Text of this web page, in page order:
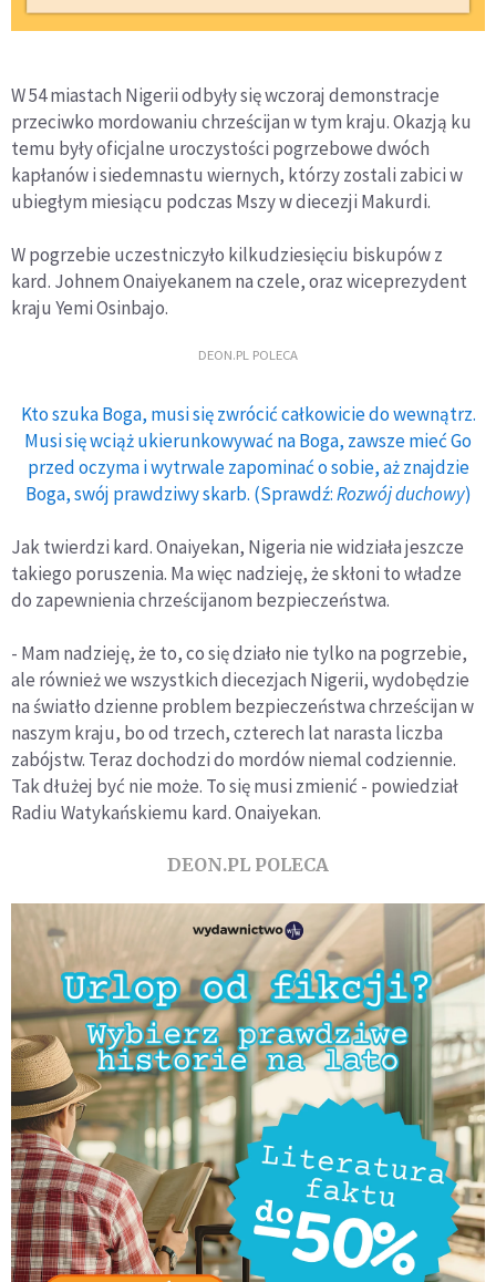
W 54 miastach Nigerii odbyły się wczoraj demonstracje
przeciwko mordowaniu chrześcijan w tym kraju. Okazją ku
temu były oficjalne uroczystości pogrzebowe dwóch
kapłanów i siedemnastu wiernych, którzy zostali zabici w
ubiegłym miesiącu podczas Mszy w diecezji Makurdi.
W pogrzebie uczestniczyło kilkudziesięciu biskupów z
kard. Johnem Onaiyekanem na czele, oraz wiceprezydent
kraju Yemi Osinbajo.
DEON.PL POLECA
Kto szuka Boga, musi się zwrócić całkowicie do wewnątrz.
Musi się wciąż ukierunkowywać na Boga, zawsze mieć Go
przed oczyma i wytrwale zapominać o sobie, aż znajdzie
Boga, swój prawdziwy skarb. (Sprawdź:Rozwój duchowy)
Jak twierdzi kard. Onaiyekan, Nigeria nie widziała jeszcze
takiego poruszenia. Ma więc nadzieję, że skłoni to władze
do zapewnienia chrześcijanom bezpieczeństwa.
- Mam nadzieję, że to, co się działo nie tylko na pogrzebie,
ale również we wszystkich diecezjach Nigerii, wydobędzie
na światło dzienne problem bezpieczeństwa chrześcijan w
naszym kraju, bo od trzech, czterech lat narasta liczba
zabójstw. Teraz dochodzi do mordów niemal codziennie.
Tak dłużej być nie może. To się musi zmienić - powiedział
Radiu Watykańskiemu kard. Onaiyekan.
DEON.PL POLECA